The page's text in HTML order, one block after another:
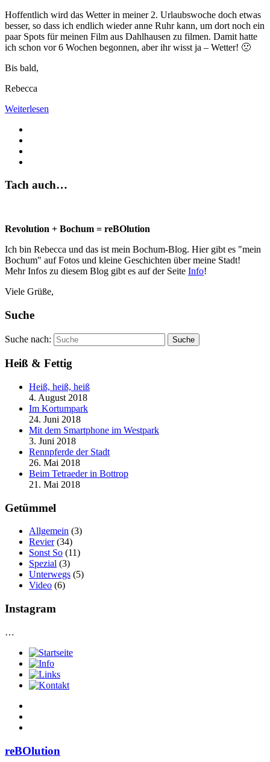
Hoffentlich wird das Wetter in meiner 2. Urlaubswoche doch etwas
besser, so dass ich endlich wieder anne Ruhr kann, um dort noch ein
paar Spots für meinen Film aus Dahlhausen zu filmen. Damit hatte
ich schon vor 6 Wochen begonnen, aber ihr wisst ja – Wetter! 🙁
Bis bald,
Rebecca
Weiterlesen
Tach auch…
Revolution + Bochum = reBOlution
Ich bin Rebecca und das ist mein Bochum-Blog. Hier gibt es "mein
Bochum" auf Fotos und kleine Geschichten über meine Stadt!
Mehr Infos zu diesem Blog gibt es auf der Seite Info!
Viele Grüße,
Suche
Suche nach: Suche
Heiß & Fettig
Heiß, heiß, heiß
4. August 2018
Im Kortumpark
24. Juni 2018
Mit dem Smartphone im Westpark
3. Juni 2018
Rennpferde der Stadt
26. Mai 2018
Beim Tetraeder in Bottrop
21. Mai 2018
Getümmel
Allgemein (3)
Revier (34)
Sonst So (11)
Spezial (3)
Unterwegs (5)
Video (6)
Instagram
…
reBOlution